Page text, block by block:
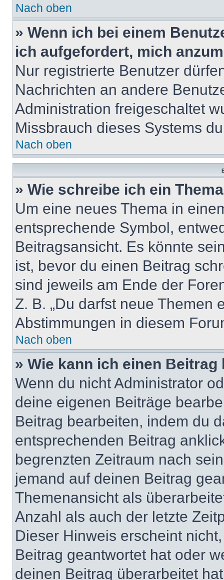
Nach oben
» Wenn ich bei einem
ich aufgefordert, mich
Nur registrierte Benutzer
Nachrichten an andere
Administration freigeschaltet
Missbrauch dieses Systems
Nach oben
» Wie schreibe ich ein
Um eine neues Thema in
entsprechende Symbol,
Beitragsansicht. Es könnte
ist, bevor du einen Beitrag
sind jeweils am Ende der
Z. B. „Du darfst neue Themen
Abstimmungen in diesem
Nach oben
» Wie kann ich einen
Wenn du nicht Administrator
deine eigenen Beiträge
Beitrag bearbeiten, indem du
entsprechenden Beitrag
begrenzten Zeitraum nach
jemand auf deinen Beitrag
Themenansicht als
Anzahl als auch der letzte
Dieser Hinweis erscheint
Beitrag geantwortet hat oder
deinen Beitrag überarbeitet